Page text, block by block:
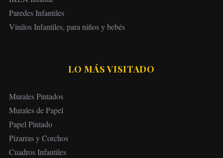
Paredes Infantiles
Vinilos Infantiles, para niños y bebés
LO MÁS VISITADO
Murales Pintados
Murales de Papel
Papel Pintado
Pizarras y Corchos
Cuadros Infantiles